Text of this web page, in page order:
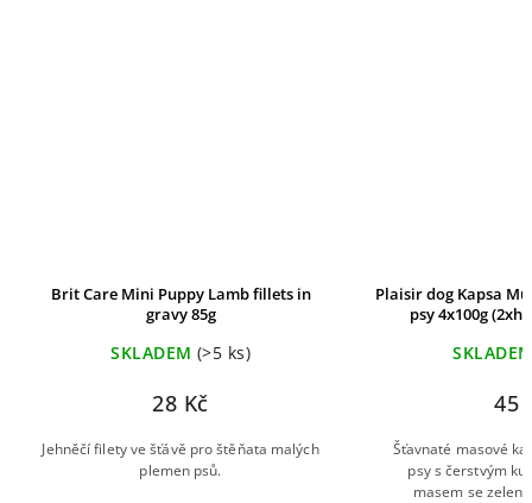
Brit Care Mini Puppy Lamb fillets in
gravy 85g
SKLADEM (>5 ks)
28 Kč
Jehněčí filety ve šťávě pro štěňata malých
plemen psů.
Plaisir dog Kapsa
psy 4x100g
45
Šťavnaté masové
psy s čerstvým
masem se